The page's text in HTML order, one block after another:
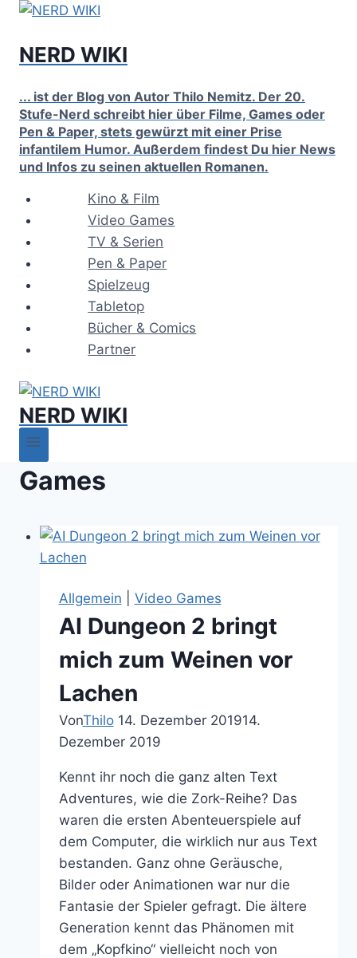
Zum
springen
NERD WIKI
... ist der Blog von Autor Thilo Nemitz. Der 20.
Stufe-Nerd schreibt hier über Filme, Games oder
Pen & Paper, stets gewürzt mit einer Prise
infantilem Humor. Außerdem findest Du hier News
und Infos zu seinen aktuellen Romanen.
Kino & Film
Video Games
TV & Serien
Pen & Paper
Spielzeug
Tabletop
Bücher & Comics
Partner
NERD WIKI
Games
Allgemein Video Games
AI Dungeon 2 bringt
mich zum Weinen vor
Lachen
VonThilo 14. Dezember 201914.
Dezember 2019
Kennt ihr noch die ganz alten Text
Adventures, wie die Zork-Reihe? Das
waren die ersten Abenteuerspiele auf
dem Computer, die wirklich nur aus Text
bestanden. Ganz ohne Geräusche,
Bilder oder Animationen war nur die
Fantasie der Spieler gefragt. Die ältere
Generation kennt das Phänomen mit
dem „Kopfkino“ vielleicht noch von